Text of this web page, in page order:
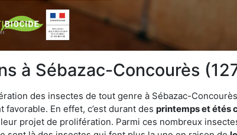
à Sébazac-Concourès
des insectes de tout genre à Sébazac-
En effet, c’est durant des printemps et étés
projet de prolifération. Parmi ces nombreux